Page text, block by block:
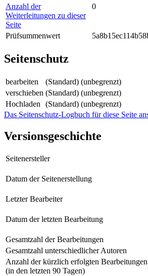
Anzahl der
Weiterleitungen zu dieser
Seite
0
Prüfsummenwert
Seitenschutz
bearbeiten
(Standard) (unbegrenzt)
verschieben (Standard) (unbegrenzt)
Hochladen
(Standard) (unbegrenzt)
Das Seitenschutz-Logbuch für diese Seite
Versionsgeschichte
Seitenersteller
Datum der Seitenerstellung
Letzter Bearbeiter
Datum der letzten Bearbeitung
Gesamtzahl der Bearbeitungen
Gesamtzahl unterschiedlicher Autoren
Anzahl der kürzlich erfolgten Bearbeitungen
(in den letzten 90 Tagen)